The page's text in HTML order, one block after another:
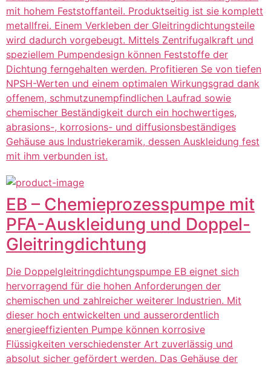
mit hohem Feststoffanteil. Produktseitig ist sie komplett
metallfrei. Einem Verkleben der Gleitringdichtungsteile
wird dadurch vorgebeugt. Mittels Zentrifugalkraft und
speziellem Pumpendesign können Feststoffe der
Dichtung ferngehalten werden. Profitieren Se von tiefen
NPSH-Werten und einem optimalen Wirkungsgrad dank
offenem, schmutzunempfindlichen Laufrad sowie
chemischer Beständigkeit durch ein hochwertiges,
abrasions-, korrosions- und diffusionsbeständiges
Gehäuse aus Industriekeramik, dessen Auskleidung fest
mit ihm verbunden ist.
EB – Chemieprozesspumpe mit
PFA-Auskleidung und Doppel-
Gleitringdichtung
Die Doppelgleitringdichtungspumpe EB eignet sich
hervorragend für die hohen Anforderungen der
chemischen und zahlreicher weiterer Industrien. Mit
dieser hoch entwickelten und ausserordentlich
energieeffizienten Pumpe können korrosive
Flüssigkeiten verschiedenster Art zuverlässig und
absolut sicher gefördert werden. Das Gehäuse der